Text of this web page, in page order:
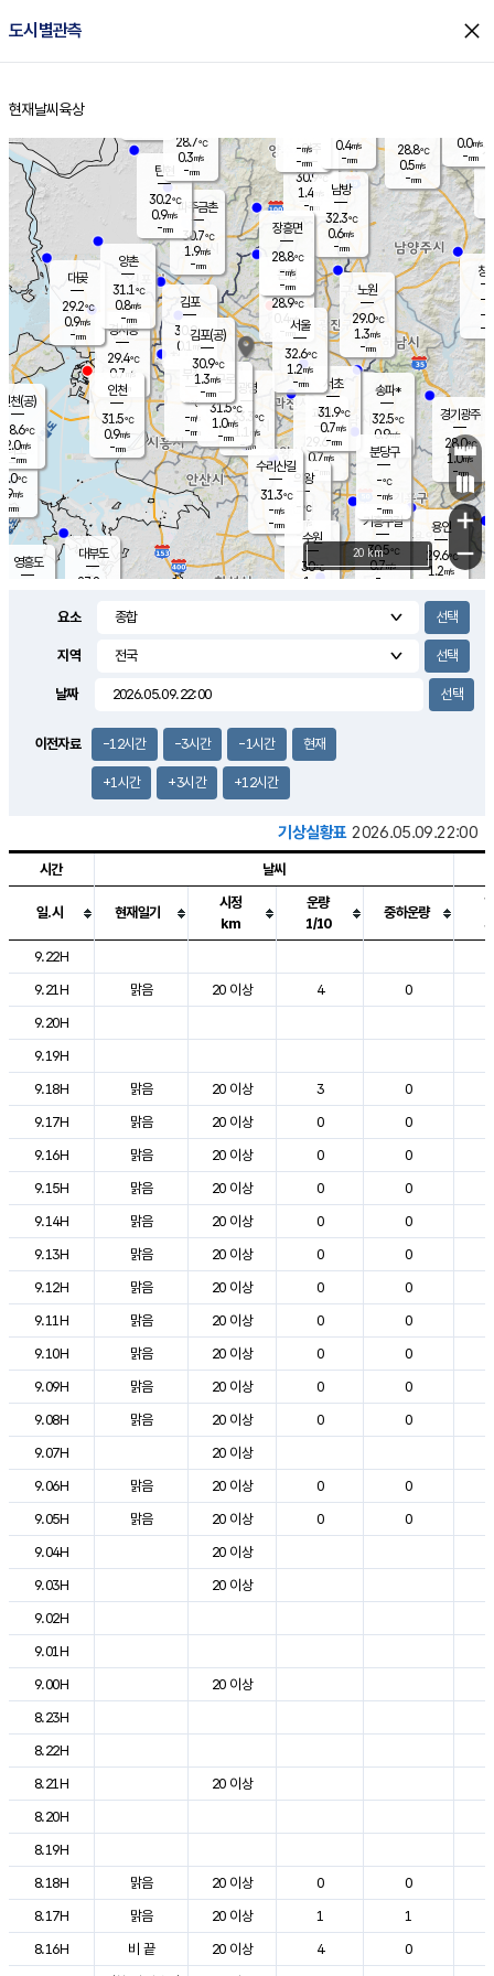
도시별관측 close
홈
현재날씨 육상
의도
℃
m/s
mm
영흥도
양주
30.9℃
1.4
-mm
과천
29.6℃
0.7m/s
- mm
용인
29.6℃
1.2m/s
경기광주
28.0℃
1.0m/s
-mm
1.1m/s
대부도
27.8
경서동
29.4℃
0.7 m/s
-mm
파주금촌
30.7℃
1.9m/s
-mm
28.8℃
0.5m/s
-mm
대곶
29.2℃
0.9m/s
-mm
창
-
-m/
-
탄현
30.2℃
0.9m/s
-mm
0.0m/s
-mm
의왕
- ℃
m/s
mm
김포
30.9℃
0.1 m/s
mm
광명
33.3 ℃
1.1 m/s
-mm
부천
-℃
-m/s
-mm
양촌
31.1℃
0.8m/s
-mm
구로
31.5℃
1.0m/s
-mm
은평
28.9℃
0.4 m/s
- mm
노원
29.0℃
1.3m/s
-mm
송파*
32.5℃
0.9m/s
-mm
서초
31.9℃
0.7m/s
-mm
남방
32.3℃
0.6m/s
-mm
기흥구갈
30.5℃
0.7m/s
-
수리산길
31.3℃
-m/s
-mm
분당구
-℃
-m/s
-mm
장흥면
28.8℃
-m/s
-mm
-m/s
-mm
인천(공)
28.6℃
2.0m/s
-mm
김포(공)
30.9℃
1.3m/s
-mm
수원
30℃
1 m/s
인천
31.5℃
0.9m/s
-mm
서울
32.6℃
1.2m/s
-mm
28.7℃
0.3m/s
-mm
0.4m/s
-mm
+
−
20 km
요소
지역
날짜
이전자료 -12시간 -3시간 -1시간 현재
+1시간 +3시간 +12시간
기상실황표 2026.05.09.22:00
도시별 기상실황표로 지점, 날씨, 기온, 강수, 바람, 기압등을 안내한 표입
시간 날씨
일.시 현재일기
시정
km
운량
1/10
중하운량
9.22H
9.21H
맑음 20 이상 4 0
9.20H
9.19H
9.18H
맑음 20 이상 3 0
9.17H
맑음 20 이상 0 0
9.16H
맑음 20 이상 0 0
9.15H
맑음 20 이상 0 0
9.14H
맑음 20 이상 0 0
9.13H
맑음 20 이상 0 0
9.12H
맑음 20 이상 0 0
9.11H
맑음 20 이상 0 0
9.10H
맑음 20 이상 0 0
9.09H
맑음 20 이상 0 0
9.08H
맑음 20 이상 0 0
9.07H
20 이상
9.06H
맑음 20 이상 0 0
9.05H
맑음 20 이상 0 0
9.04H
20 이상
9.03H
20 이상
9.02H
9.01H
9.00H
20 이상
8.23H
8.22H
8.21H
20 이상
8.20H
8.19H
8.18H
맑음 20 이상 0 0
8.17H
맑음 20 이상 1 1
8.16H
비 끝 20 이상 4 0